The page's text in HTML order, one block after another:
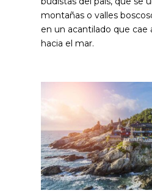
montañas o valles
en un acantilado que
hacia el mar.